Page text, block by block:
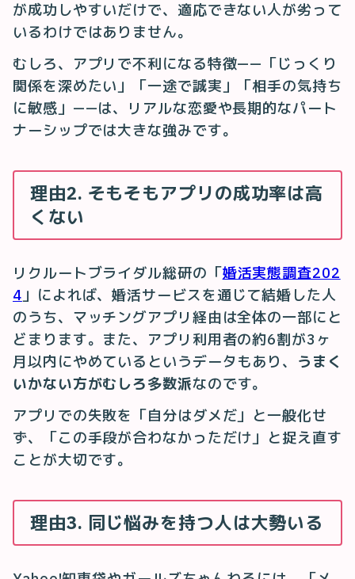
が成功しやすいだけで、適応できない人が劣って
いるわけではありません。
むしろ、アプリで不利になる特徴——「じっくり
関係を深めたい」「一途で誠実」「相手の気持ち
に敏感」——は、リアルな恋愛や長期的なパート
ナーシップでは大きな強みです。
理由2. そもそもアプリの成功率は高
くない
リクルートブライダル総研の「婚活実態調査202
4 」によれば、婚活サービスを通じて結婚した人
のうち、マッチングアプリ経由は全体の一部にと
どまります。また、アプリ利用者の約6割が3ヶ
月以内にやめているというデータもあり、 うまく
いかない方がむしろ多数派なのです。
アプリでの失敗を「自分はダメだ」と一般化せ
ず、「この手段が合わなかっただけ」と捉え直す
ことが大切です。
理由3. 同じ悩みを持つ人は大勢いる